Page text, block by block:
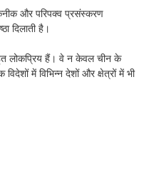
और परिपक्व प्रसंस्करण
दिलाती है।
बहुत लोकप्रिय हैं। वे न केवल चीन के
में विभिन्न देशों और क्षेत्रों में भी